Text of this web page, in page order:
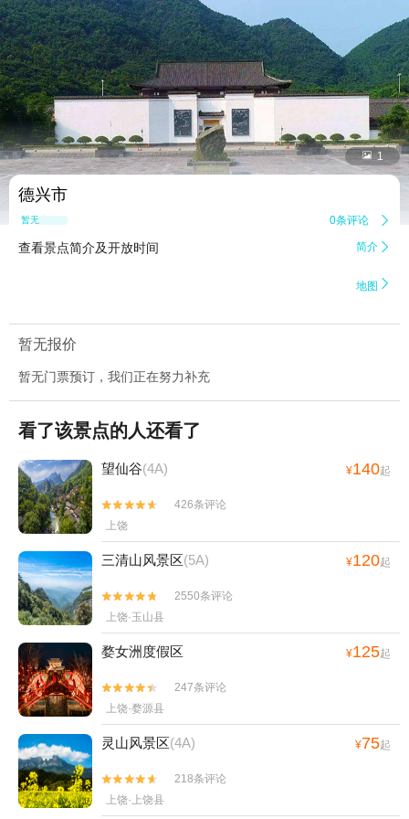
 1
德兴市
暂无点评 0条评论 
查看景点简介及开放时间 简介 
地图 
暂无报价
暂无门票预订，我们正在努力补充
看了该景点的人还看了
望仙谷(4A) ¥140起


426条评论
上饶
三清山风景区(5A) ¥120起


2550条评论
上饶·玉山县
婺女洲度假区 ¥125起


247条评论
上饶·婺源县
灵山风景区(4A) ¥75起


218条评论
上饶·上饶县
